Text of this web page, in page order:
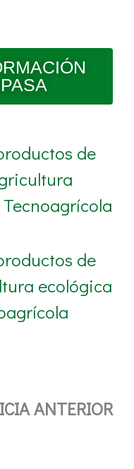
de
de
ecológica
ANTERIOR